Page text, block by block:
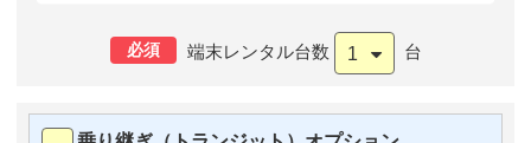
必須 端末レンタル台数 1 台